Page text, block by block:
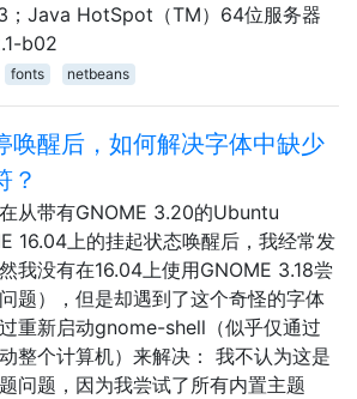
；Java HotSpot（TM）64位服务器
b02
fonts netbeans
唤醒后，如何解决字体中缺少
？
从带有GNOME 3.20的Ubuntu
16.04上的挂起状态唤醒后，我经常发
我没有在16.04上使用GNOME 3.18尝
题），但是却遇到了这个奇怪的字体
重新启动gnome-shell（似乎仅通过
整个计算机）来解决： 我不认为这是
问题，因为我尝试了所有内置主题